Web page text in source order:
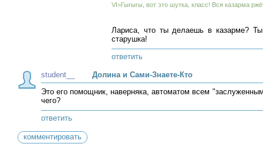
VI>Гыгыгы, вот это шутка, класс! Вся казарма
Лариса, что ты делаешь в казарме? Ты
старушка!
ответить
student__
Долина и Сами-Знаете-Кто
Это его помощник, наверняка, автоматом всем
чего?
ответить
комментировать